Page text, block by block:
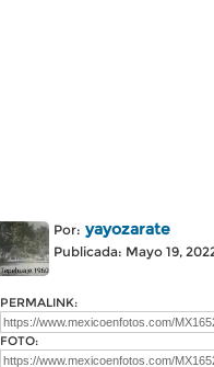
Por: yayozarate
Publicada: Mayo 19,
PERMALINK:
FOTO: